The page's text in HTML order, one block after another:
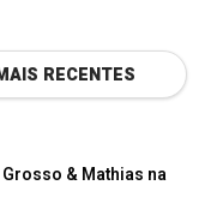
RECENTES
& Mathias na